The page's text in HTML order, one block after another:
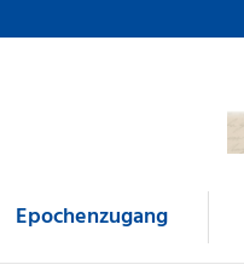
Epochenzugang